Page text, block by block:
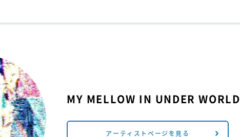
MY MELLOW IN UNDER WORLD
アーティストページを見る